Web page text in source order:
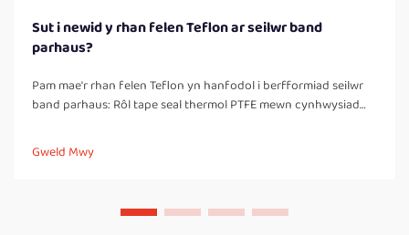
Sut i newid y rhan felen Teflon ar seilwr band
parhaus?
Pam mae'r rhan felen Teflon yn hanfodol i berfformiad seilwr
band parhaus: Rôl tape seal thermol PTFE mewn cynhwysiad
rhannau felen PTFE yn esentiallyd yr hyn sydd yn gwneud
seilwyr band parhaus yn gweithio'n iawn, yn...
Gweld Mwy